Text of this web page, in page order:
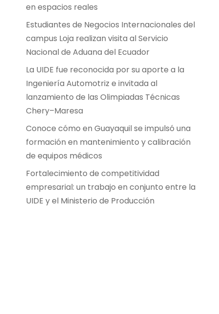
en espacios reales
Estudiantes de Negocios Internacionales del
campus Loja realizan visita al Servicio
Nacional de Aduana del Ecuador
La UIDE fue reconocida por su aporte a la
Ingeniería Automotriz e invitada al
lanzamiento de las Olimpiadas Técnicas
Chery–Maresa
Conoce cómo en Guayaquil se impulsó una
formación en mantenimiento y calibración
de equipos médicos
Fortalecimiento de competitividad
empresarial: un trabajo en conjunto entre la
UIDE y el Ministerio de Producción